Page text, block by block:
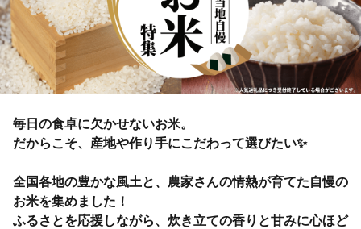
毎日の食卓に欠かせないお米。
だからこそ、産地や作り手にこだわって選びたい✨
全国各地の豊かな風土と、農家さんの情熱が育てた自慢の
お米を集めました！
ふるさとを応援しながら、炊き立ての香りと甘みに心ほど